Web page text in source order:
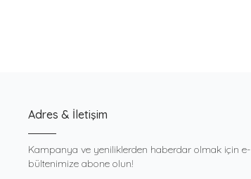
Adres & İletişim
Kampanya ve yeniliklerden haberdar olmak için e-
bültenimize abone olun!